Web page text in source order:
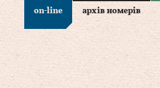
on-line архів номерів